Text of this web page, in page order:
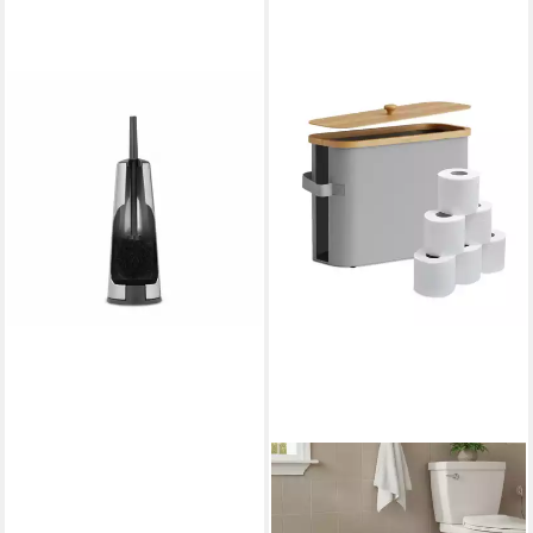
WC-Garnitur Metall
Toilettenbürste Edelstahl
in 2-3 Werktagen bei dir